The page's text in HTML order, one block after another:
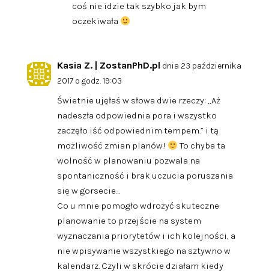
coś nie idzie tak szybko jak bym
oczekiwała
Kasia Z. | ZostanPhD.pl dnia 23 października
2017 o godz. 19:03
Świetnie ujęłaś w słowa dwie rzeczy: „Aż
nadeszła odpowiednia pora i wszystko
zaczęło iść odpowiednim tempem.” i tą
możliwość zmian planów!
To chyba ta
wolność w planowaniu pozwala na
spontaniczność i brak uczucia poruszania
się w gorsecie…
Co u mnie pomogło wdrożyć skuteczne
planowanie to przejście na system
wyznaczania priorytetów i ich kolejności, a
nie wpisywanie wszystkiego na sztywno w
kalendarz. Czyli w skrócie działam kiedy